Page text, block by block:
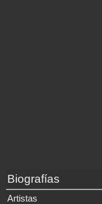
Biografías
Artistas